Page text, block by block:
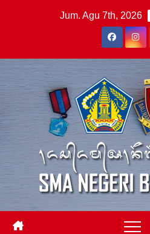
Jum. Agu 7th, 2026